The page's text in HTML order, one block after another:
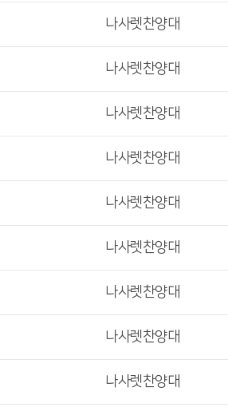
나사렛찬양대
나사렛찬양대
나사렛찬양대
나사렛찬양대
나사렛찬양대
나사렛찬양대
나사렛찬양대
나사렛찬양대
나사렛찬양대